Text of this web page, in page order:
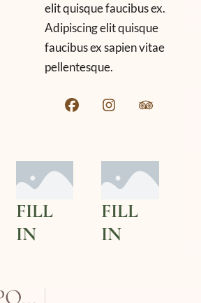
elit quisque faucibus ex.
Adipiscing elit quisque
faucibus ex sapien vitae
pellentesque.
FILL
IN
FILL
IN
TOP 5 SPOTS FOR BIRDWATCHING